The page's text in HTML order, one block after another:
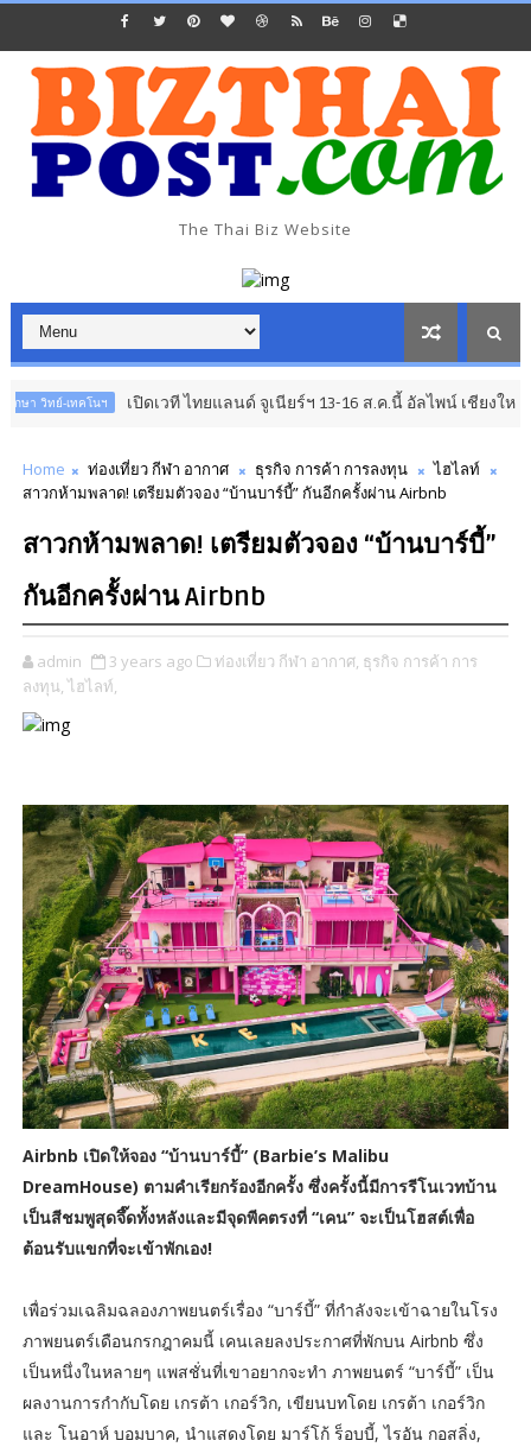
The Thai Biz Website
โนฯ เปิดเวที ไทยแลนด์ จูเนียร์ฯ 13-16 ส.ค.นี้ อัลไพน์ เชียงใหม่ อาเซีย
Home ท่องเที่ยว กีฬา อากาศ ธุรกิจ การค้า การลงทุน
ไฮไลท์
สาวกห้ามพลาด! เตรียมตัวจอง “บ้านบาร์บี้” กันอีกครั้งผ่าน Airbnb
สาวกห้ามพลาด! เตรียมตัวจอง “บ้านบาร์บี้”
กันอีกครั้งผ่าน Airbnb
admin 3 years ago ท่องเที่ยว กีฬา อากาศ, ธุรกิจ การค้า การ
ลงทุน, ไฮไลท์,
Airbnb เปิดให้จอง“บ้านบาร์บี้” (Barbie’s Malibu
DreamHouse) ตามคำเรียกร้องอีกครั้ง ซึ่งครั้งนี้มีการรีโนเวทบ้าน
เป็นสีชมพูสุดจึ๊ดทั้งหลังและมีจุดพีคตรงที่ “เคน” จะเป็นโฮสต์เพื่อ
ต้อนรับแขกที่จะเข้าพักเอง!
เพื่อร่วมเฉลิมฉลองภาพยนตร์เรื่อง “บาร์บี้” ที่กำลังจะเข้าฉายในโรง
ภาพยนตร์เดือนกรกฎาคมนี้ เคนเลยลงประกาศที่พักบน Airbnb ซึ่ง
เป็นหนึ่งในหลายๆ แพสชั่นที่เขาอยากจะทำ ภาพยนตร์ “บาร์บี้” เป็น
ผลงานการกำกับโดย เกรต้า เกอร์วิก, เขียนบทโดย เกรต้า เกอร์วิก
และ โนอาห์ บอมบาค, นำแสดงโดย มาร์โก้ ร็อบบี้, ไรอัน กอสลิ่ง,